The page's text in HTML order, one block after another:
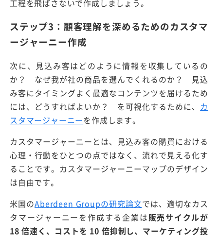
工程を飛ばさないで作成しましょう。
ステップ3：顧客理解を深めるためのカスタマ
ージャーニー作成
次に、見込み客はどのように情報を収集しているの
か？ なぜ我が社の商品を選んでくれるのか？ 見込
み客にタイミングよく最適なコンテンツを届けるため
には、どうすればよいか？ を可視化するために、 カ
スタマージャーニーを作成します。
カスタマージャーニーとは、見込み客の購買における
心理・行動をひとつの点ではなく、流れで見える化す
ることです。カスタマージャーニーマップのデザイン
は自由です。
米国のAberdeen Groupの研究論文では、適切なカス
タマージャーニーを作成する企業は販売サイクルが
18 倍速く、コストを 10 倍抑制し、マーケティング投